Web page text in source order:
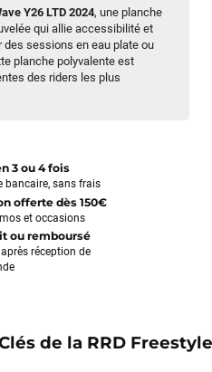
Y26 LTD 2024, une planche
qui allie accessibilité et
sessions en eau plate ou
planche polyvalente est
des riders les plus
3 ou 4 fois
bancaire, sans frais
offerte dès 150€
et occasions
ou remboursé
réception de
de la RRD Freestyle